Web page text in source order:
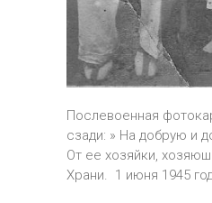
Послевоенная
сзади: » На добрую и
От ее хозяйки,
Храни. 1 июня 1945